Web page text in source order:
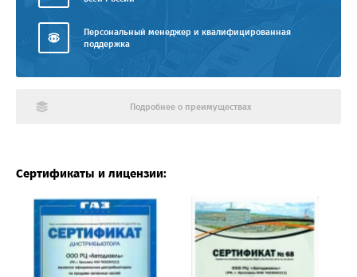
Персональный менеджер и квалифицированная
поддержка
Подробнее о преимуществах
Сертификаты и лицензии: